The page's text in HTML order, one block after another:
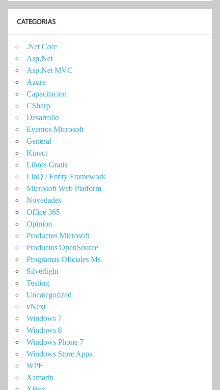
CATEGORIAS
.Net Core
Asp.Net
Asp.Net MVC
Azure
Capacitacion
CSharp
Desarrollo
Eventos Microsoft
General
Kinect
Libros Gratis
LinQ / Entity Framework
Microsoft Web Platform
Novedades
Office 365
Opinion
Productos Microsoft
Productos OpenSource
Programas Oficiales Ms
Silverlight
Testing
Uncategorized
vNext
Windows 7
Windows 8
Windows Phone 7
Windows Store Apps
WPF
Xamarin